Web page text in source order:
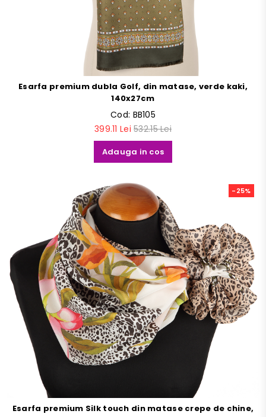
Esarfa premium dubla Golf, din matase, verde kaki,
140x27cm
Cod: BB105
399.11 Lei532.15 Lei
Adauga in cos
-25%
Esarfa premium Silk touch din matase crepe de chine,